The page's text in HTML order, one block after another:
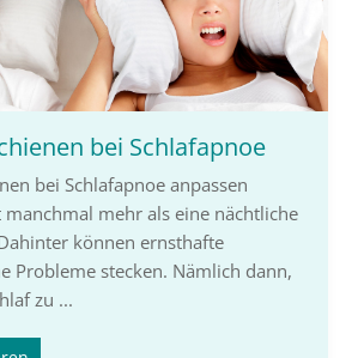
bei Schlafapnoe
bei Schlafapnoe anpassen
manchmal mehr als eine nächtliche
können ernsthafte
Probleme stecken. Nämlich dann,
zu ...